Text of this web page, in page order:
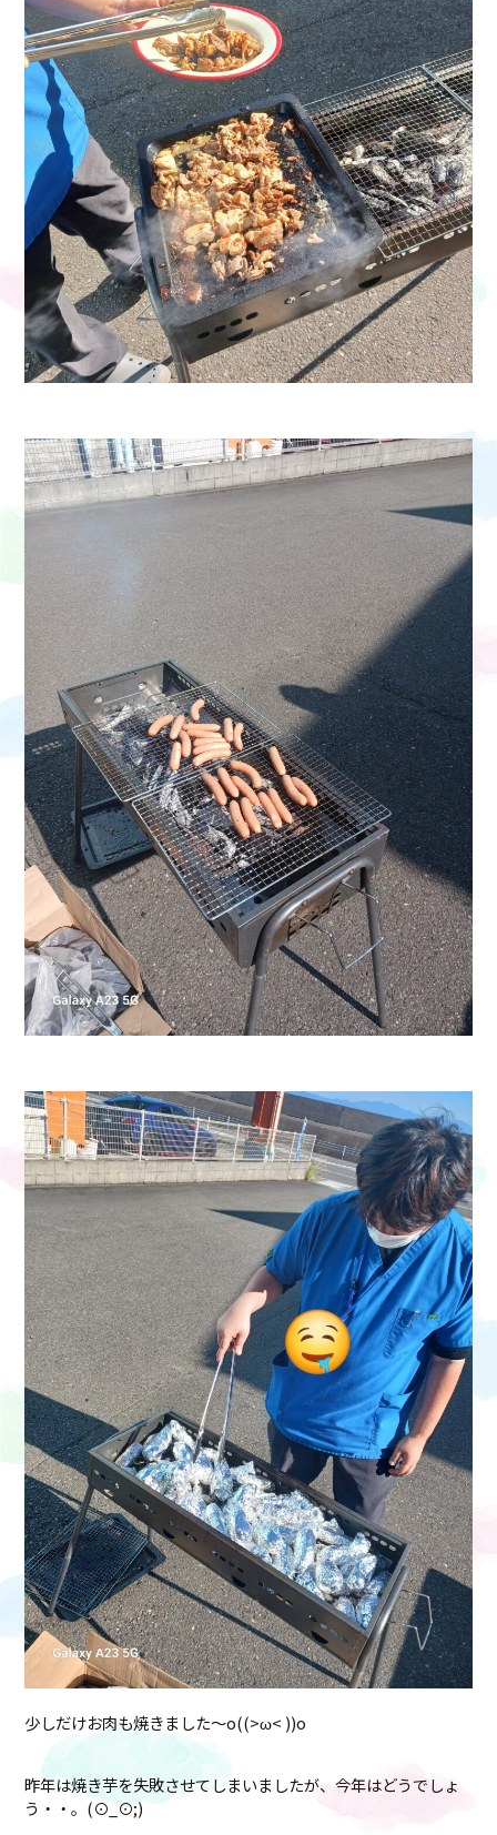
少しだけお肉も焼きました～o((>ω< ))o
昨年は焼き芋を失敗させてしまいましたが、今年はどうでしょ
う・・。(⊙_⊙;)